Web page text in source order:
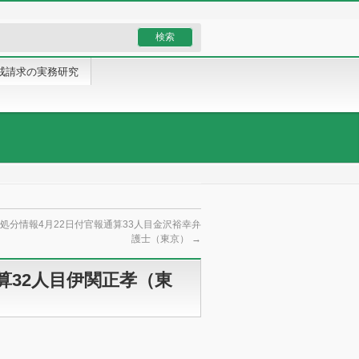
請求の実務研究
分情報4月22日付官報通算33人目金沢裕幸弁
護士（東京）
→
32人目伊関正孝（東